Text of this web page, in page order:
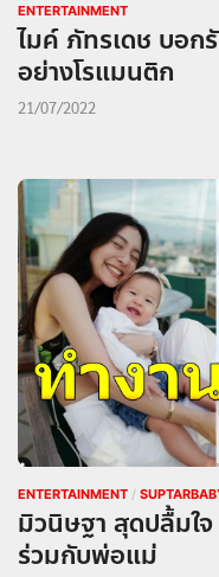
ENTERTAINMENT
ไมค์ ภัทรเดช บอ
อย่างโรแมนติก
21/07/2022
ENTERTAINMENT /
มิวนิษฐา สุดปลื้มใ
ร่วมกับพ่อแม่